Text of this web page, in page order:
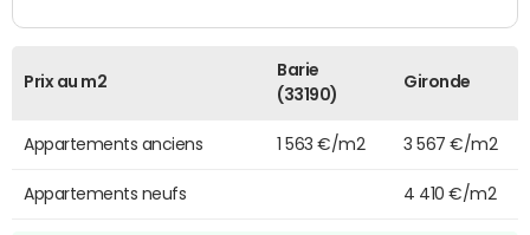
Prix au m2
Barie
(33190)
Gironde
Appartements anciens 1 563 €/m2 3 567 €/m2
Appartements neufs 4 410 €/m2